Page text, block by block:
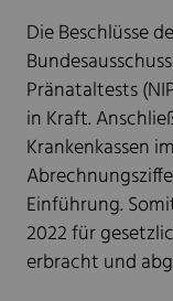
Die Beschlüsse
Pränataltests
in Kraft.
Krankenkassen
Einführung.
2022 für
erbracht und